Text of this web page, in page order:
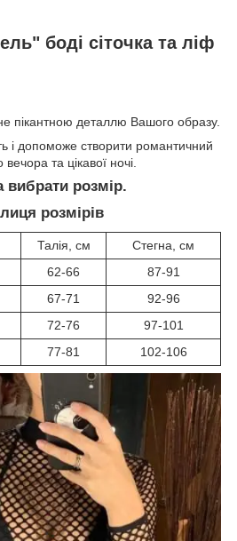
боді сіточка та ліф
пікантною деталлю Вашого образу.
і допоможе створити романтичний
та цікавої ночі.
вибрати розмір.
розмірів
Талія, см
Стегна, см
62-66
87-91
67-71
92-96
72-76
97-101
77-81 102-106